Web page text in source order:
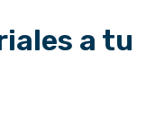
a tu